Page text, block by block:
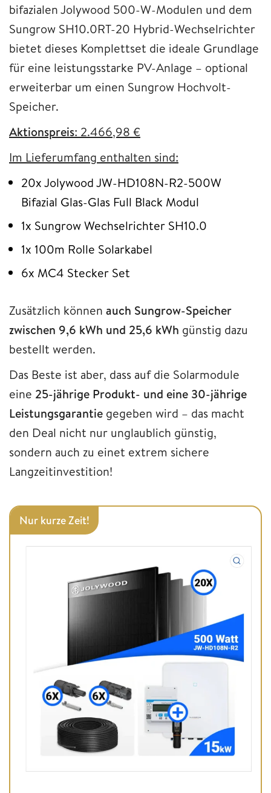
bifazialen Jolywood 500-W-Modulen und dem
Sungrow SH10.0RT-20 Hybrid-Wechselrichter
bietet dieses Komplettset die ideale Grundlage
für eine leistungsstarke PV-Anlage – optional
erweiterbar um einen Sungrow Hochvolt-
Speicher.
Aktionspreis: 2.466,98 €
Im Lieferumfang enthalten sind:
20x Jolywood JW-HD108N-R2-500W
Bifazial Glas-Glas Full Black Modul
1x Sungrow Wechselrichter SH10.0
1x 100m Rolle Solarkabel
6x MC4 Stecker Set
Zusätzlich können auch Sungrow-Speicher
zwischen 9,6 kWh und 25,6 kWh günstig dazu
bestellt werden.
Das Beste ist aber, dass auf die Solarmodule
eine 25-jährige Produkt- und eine 30-jährige
Leistungsgarantie gegeben wird – das macht
den Deal nicht nur unglaublich günstig,
sondern auch zu einet extrem sichere
Langzeitinvestition!
Nur kurze Zeit!